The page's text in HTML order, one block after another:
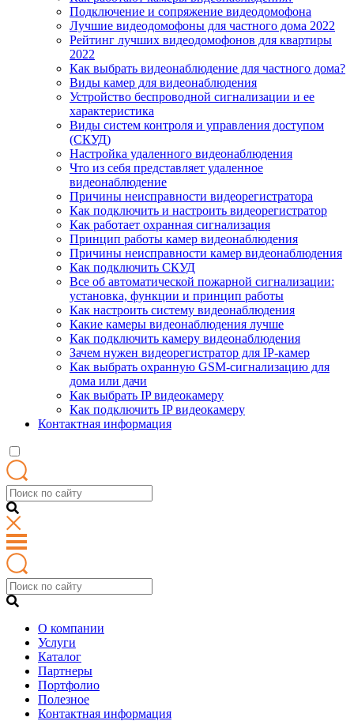
Подключение и сопряжение видеодомофона
Лучшие видеодомофоны для частного дома 2022
Рейтинг лучших видеодомофонов для квартиры
2022
Как выбрать видеонаблюдение для частного дома?
Виды камер для видеонаблюдения
Устройство беспроводной сигнализации и ее
характеристика
Виды систем контроля и управления доступом
(СКУД)
Настройка удаленного видеонаблюдения
Что из себя представляет удаленное
видеонаблюдение
Причины неисправности видеорегистратора
Как подключить и настроить видеорегистратор
Как работает охранная сигнализация
Принцип работы камер видеонаблюдения
Причины неисправности камер видеонаблюдения
Как подключить СКУД
Все об автоматической пожарной сигнализации:
установка, функции и принцип работы
Как настроить систему видеонаблюдения
Какие камеры видеонаблюдения лучше
Как подключить камеру видеонаблюдения
Зачем нужен видеорегистратор для IP-камер
Как выбрать охранную GSM-сигнализацию для
дома или дачи
Как выбрать IP видеокамеру
Как подключить IP видеокамеру
Контактная информация
О компании
Услуги
Каталог
Партнеры
Портфолио
Полезное
Контактная информация